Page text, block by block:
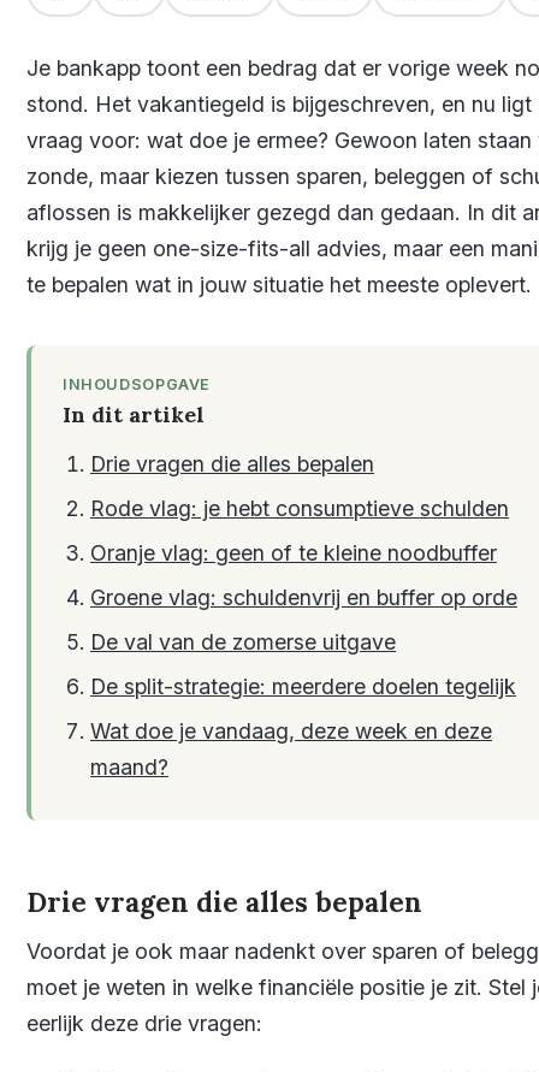
Je bankapp toont een bedrag dat er vorige week
stond. Het vakantiegeld is bijgeschreven, en nu ligt
vraag voor: wat doe je ermee? Gewoon laten staan
zonde, maar kiezen tussen sparen, beleggen of
aflossen is makkelijker gezegd dan gedaan. In dit
krijg je geen one-size-fits-all advies, maar een
te bepalen wat in jouw situatie het meeste oplevert.
INHOUDSOPGAVE
In dit artikel
Drie vragen die alles bepalen
Rode vlag: je hebt consumptieve schulden
Oranje vlag: geen of te kleine noodbuffer
Groene vlag: schuldenvrij en buffer op orde
De val van de zomerse uitgave
De split-strategie: meerdere doelen tegelijk
Wat doe je vandaag, deze week en deze
maand?
Drie vragen die alles bepalen
Voordat je ook maar nadenkt over sparen of
moet je weten in welke financiële positie je zit. Stel
eerlijk deze drie vragen: